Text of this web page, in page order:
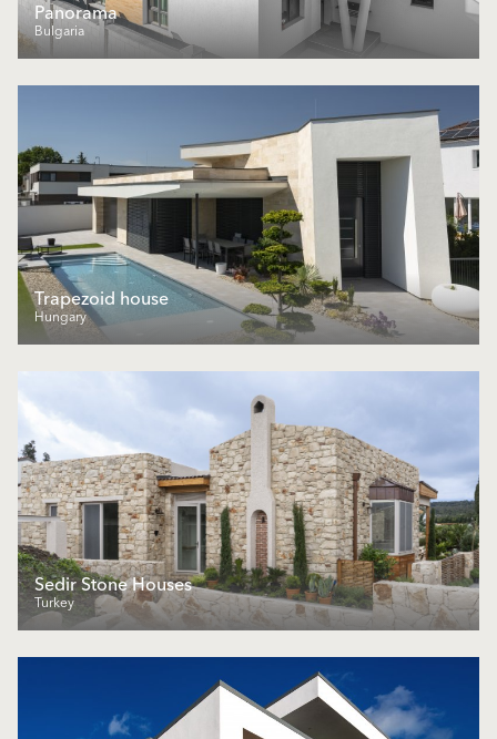
Panorama
Bulgaria
Trapezoid house
Hungary
Sedir Stone Houses
Turkey